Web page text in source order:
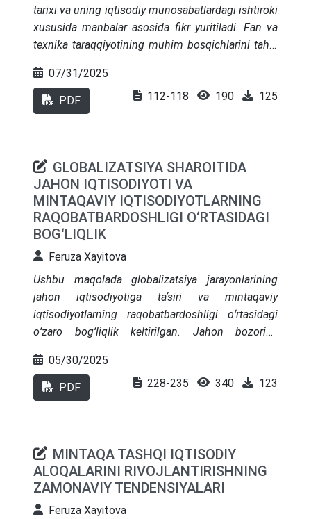
tarixi va uning iqtisodiy munosabatlardagi ishtiroki
xususida manbalar asosida fikr yuritiladi. Fan va
texnika taraqqiyotining muhim bosqichlarini tahlil
xulosalar chiqariladi. Zamonaviy iqtisodiyot
taraqqiyotidagi soʻnggi ilmiy yangiliklar va ularning
raqamli iqtisodning shaklanishida tutgan oʻrni va
sharoitida tadbirkorlik va kichik biznesning
rivojlanishiga xizmat qiluvchi huquqiy-meʼyoriy
asoslarning zamon talablariga mosligi qiyosiy
oʻrganiladi.
07/31/2025
PDF 112-118 190 125
GLOBALIZATSIYA SHAROITIDA
JAHON IQTISODIYOTI VA
MINTAQAVIY IQTISODIYOTLARNING
RAQOBATBARDOSHLIGI OʻRTASIDAGI
BOGʻLIQLIK
Feruza Xayitova
Ushbu maqolada globalizatsiya jarayonlarining
jahon iqtisodiyotiga taʼsiri va mintaqaviy
iqtisodiyotlarning raqobatbardoshligi oʻrtasidagi
oʻzaro bogʻliqlik keltirilgan. Jahon bozorida
investitsiyalar oqimining kengayishi mintaqalar
oldiga yangi imkoniyatlar bilan birga jiddiy raqobat
muhitini ham yuzaga keltirmoqda. Shu bilan birga,
iqtisodiyotning raqobatbardoshligi omillari bogʻligi
va globallashuvning mintaqaviy
raqobatbardoshlikka taʼsiri yoritib berilgan.
05/30/2025
PDF 228-235 340 123
MINTAQA TASHQI IQTISODIY
ALOQALARINI RIVOJLANTIRISHNING
ZAMONAVIY TENDENSIYALARI
Feruza Xayitova